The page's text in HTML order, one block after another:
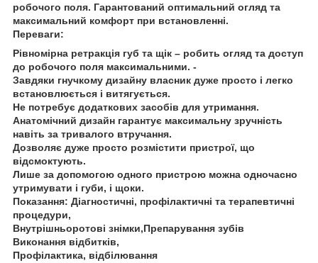
робочого поля. Гарантований оптимальний огляд та
максимальний комфорт при встановленні.
Переваги:
Рівномірна ретракція губ та щік – робить огляд та доступ
до робочого поля максимальними. -
Завдяки гнучкому дизайну власник дуже просто і легко
встановлюється і витягується.
Не потребує додаткових засобів для утримання.
Анатомічний дизайн гарантує максимальну зручність
навіть за тривалого втручання.
Дозволяє дуже просто розмістити пристрої, що
відсмоктують.
Лише за допомогою одного пристрою можна одночасно
утримувати і губи, і щоки.
Показання: Діагностичні, профілактичні та терапевтичні
процедури,
Внутрішньоротові знімки,Препарування зубів
Виконання відбитків,
Профілактика, відбілювання